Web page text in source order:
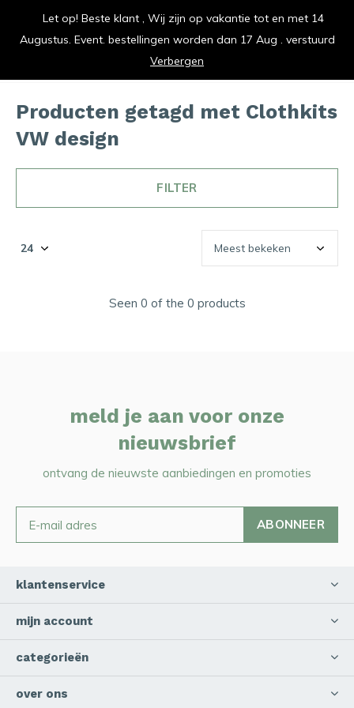
vrolijk je keuken op
Producten getagd met Clothkits
VW design
FILTER
Seen 0 of the 0 products
meld je aan voor onze
nieuwsbrief
ontvang de nieuwste aanbiedingen en promoties
ABONNEER
klantenservice
mijn account
categorieën
over ons
Let op! Beste klant , Wij zijn op vakantie tot en met 14
Augustus. Event. bestellingen worden dan 17 Aug . verstuurd
Verbergen